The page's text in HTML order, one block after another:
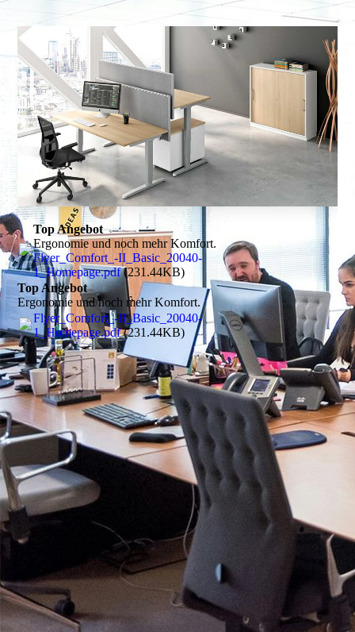
Top Angebot
Ergonomie und noch mehr Komfort.
Flyer_Comfort_-II_Basic_20040-
1_Homepage.pdf(231.44KB)
Top Angebot
Ergonomie und noch mehr Komfort.
Flyer_Comfort_-II_Basic_20040-
1_Homepage.pdf(231.44KB)